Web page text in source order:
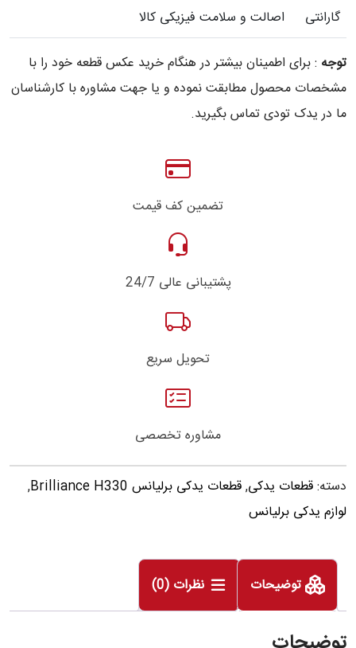
گارانتی اصالت و سلامت فیزیکی کالا
توجه : برای اطمینان بیشتر در هنگام خرید عکس قطعه خود را با
مشخصات محصول مطابقت نموده و یا جهت مشاوره با کارشناسان
ما در یدک تودی تماس بگیرید.
تضمین کف قیمت
پشتیبانی عالی 24/7
تحویل سریع
مشاوره تخصصی
دسته:قطعات یدکی,قطعات یدکی برلیانس Brilliance H330
,
لوازم یدکی برلیانس
توضیحات نظرات (0)